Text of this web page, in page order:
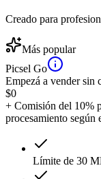
Creado para
Más popular
Picsel Go
Empezá a vender sin
$0
+ Comisión del 10%
procesamiento según
Límite de 30